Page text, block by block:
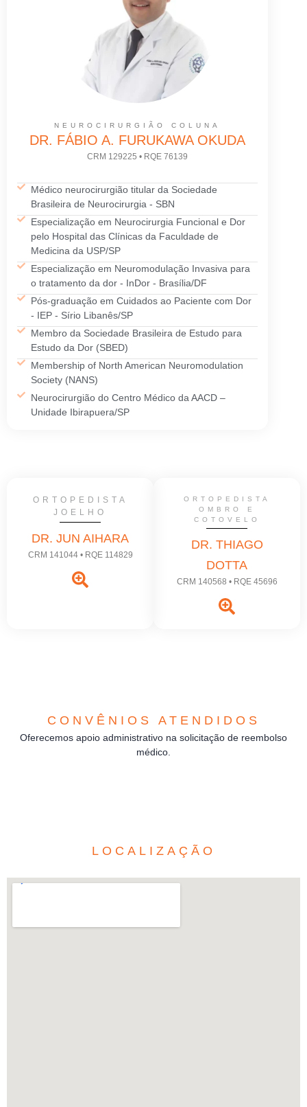
NEUROCIRURGIÃO COLUNA
DR. FÁBIO A. FURUKAWA OKUDA
CRM 129225 • RQE 76139
Médico neurocirurgião titular da Sociedade
Brasileira de Neurocirurgia - SBN
Especialização em Neurocirurgia Funcional e Dor
pelo Hospital das Clínicas da Faculdade de
Medicina da USP/SP
Especialização em Neuromodulação Invasiva para
o tratamento da dor - InDor - Brasília/DF
Pós-graduação em Cuidados ao Paciente com Dor
- IEP - Sírio Libanês/SP
Membro da Sociedade Brasileira de Estudo para
Estudo da Dor (SBED)
Membership of North American Neuromodulation
Society (NANS)
Neurocirurgião do Centro Médico da AACD –
Unidade Ibirapuera/SP
ORTOPEDISTA
JOELHO
DR. JUN AIHARA
CRM 141044 • RQE 114829
ORTOPEDISTA
OMBRO E
COTOVELO
DR. THIAGO
DOTTA
CRM 140568 • RQE 45696
CONVÊNIOS ATENDIDOS
Oferecemos apoio administrativo na solicitação de reembolso
médico.
LOCALIZAÇÃO